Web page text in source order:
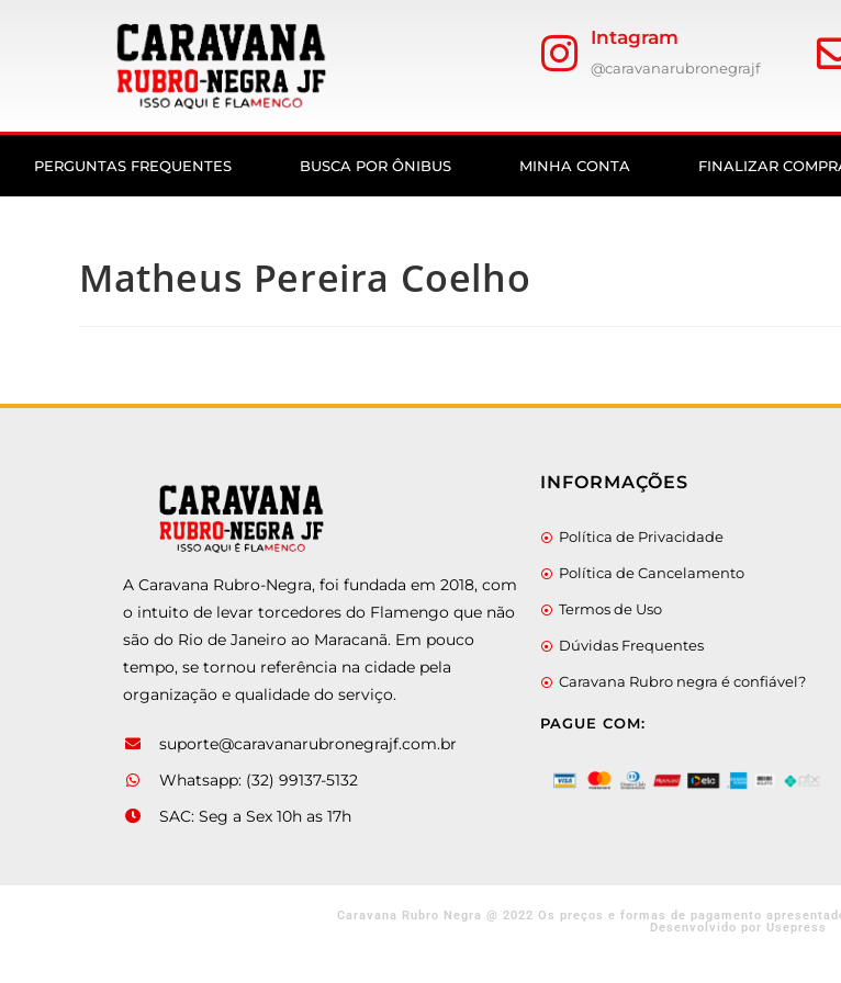
Intagram
@caravanarubronegrajf
PERGUNTAS FREQUENTES BUSCA POR ÔNIBUS MINHA CONTA FINALIZAR
Matheus Pereira Coelho
A Caravana Rubro-Negra, foi fundada em 2018, com
o intuito de levar torcedores do Flamengo que não
são do Rio de Janeiro ao Maracanã. Em pouco
tempo, se tornou referência na cidade pela
organização e qualidade do serviço.
suporte@caravanarubronegrajf.com.br
Whatsapp: (32) 99137-5132
SAC: Seg a Sex 10h as 17h
INFORMAÇÕES
Política de Privacidade
Política de Cancelamento
Termos de Uso
Dúvidas Frequentes
Caravana Rubro negra é confiável?
PAGUE COM:
Caravana Rubro Negra @ 2022 Os preços e formas de pagamento
Desenvolvido por Usepress